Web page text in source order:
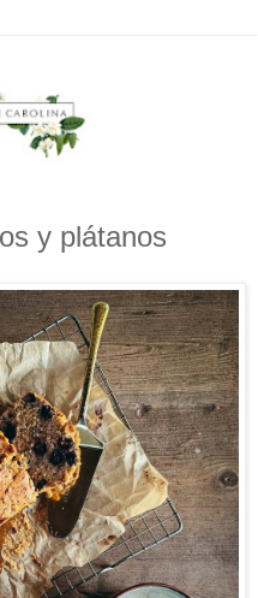
y plátanos